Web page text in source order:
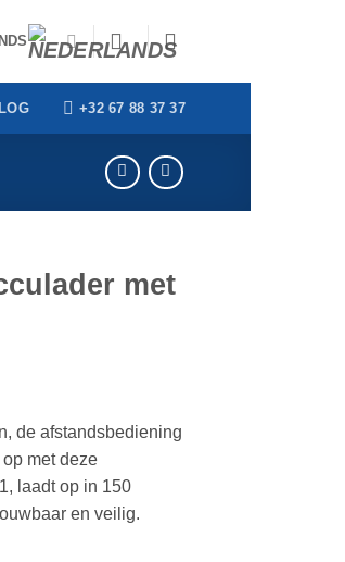
+32 67 88 37 37
met
de afstandsbediening
met deze
laadt op in 150
en veilig.